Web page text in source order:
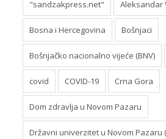
"sandzakpress.net" Aleksandar
Bosna i Hercegovina Bošnjaci
Bošnjačko nacionalno vijeće (BNV)
covid COVID-19 Crna Gora
Dom zdravlja u Novom Pazaru
Državni univerzitet u Novom Pazaru